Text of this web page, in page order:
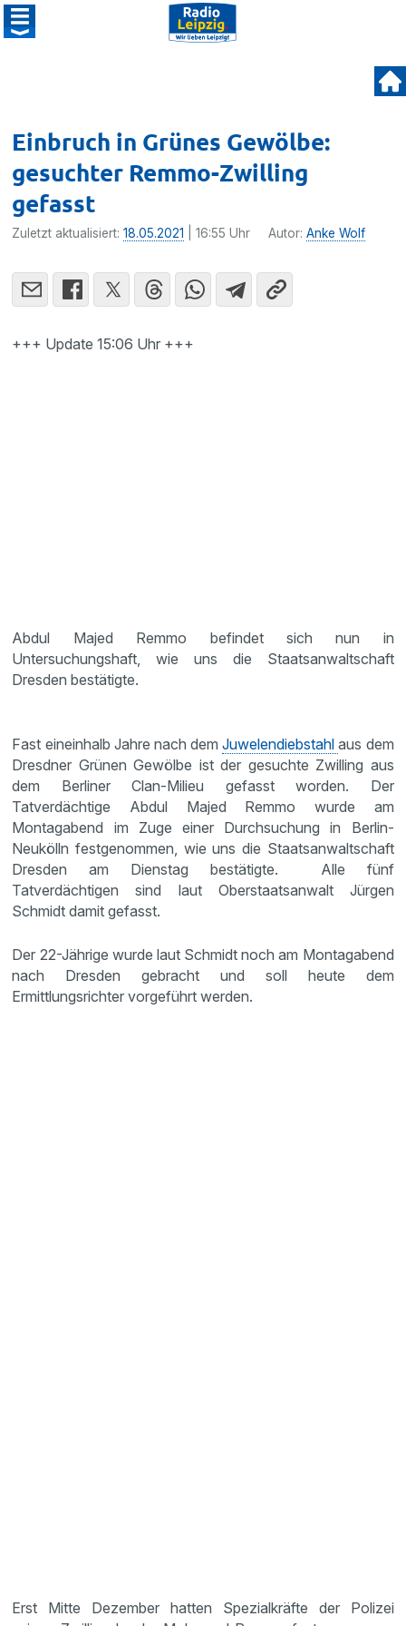
Einbruch in Grünes Gewölbe:
gesuchter Remmo-Zwilling
gefasst
Zuletzt aktualisiert:18.05.2021 | 16:55 Uhr Autor:Anke Wolf
+++ Update 15:06 Uhr +++
Abdul Majed Remmo befindet sich nun in
Untersuchungshaft, wie uns die Staatsanwaltschaft
Dresden bestätigte.
Fast eineinhalb Jahre nach demJuwelendiebstahlaus dem
Dresdner Grünen Gewölbe ist der gesuchte Zwilling aus
dem Berliner Clan-Milieu gefasst worden. Der
Tatverdächtige Abdul Majed Remmo wurde am
Montagabend im Zuge einer Durchsuchung in Berlin-
Neukölln festgenommen, wie uns die Staatsanwaltschaft
Dresden am Dienstag bestätigte. Alle fünf
Tatverdächtigen sind laut Oberstaatsanwalt Jürgen
Schmidt damit gefasst.
Der 22-Jährige wurde laut Schmidt noch am Montagabend
nach Dresden gebracht und soll heute dem
Ermittlungsrichter vorgeführt werden.
Erst Mitte Dezember hatten Spezialkräfte der Polizei